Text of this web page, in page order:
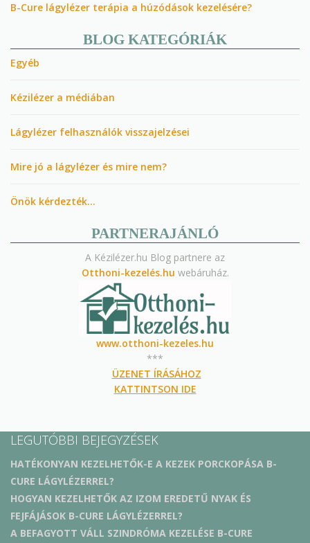
B-Cure lágylézer terápia a húzódások kezelésére?
BLOG KATEGÓRIÁK
Egyéb
Kézilézer a médiában
Lágylézer felhasználók visszajelzései
Mire jó a lágylézer és mire nem?
Önök kérdezték…
PARTNERAJÁNLÓ
A Kézilézer.hu Blog partnere az
Otthoni-kezelés.hu webáruház.
www.otthoni-kezeles.hu
***
ÜZENET ÍRÁSÁHOZ
KATTINTSON IDE
LEGUTÓBBI BEJEGYZÉSEK
HATÉKONYAN KEZELHETŐK-E A KEZEK PORCKOPÁSA B-
CURE LÁGYLÉZERREL?
HOGYAN KEZELHETŐK AZ IZOM EREDETŰ NYAK ÉS
FEJFÁJÁSOK B-CURE LÁGYLÉZERREL?
A BEFAGYOTT VÁLL SZINDRÓMA KEZELÉSE B-CURE